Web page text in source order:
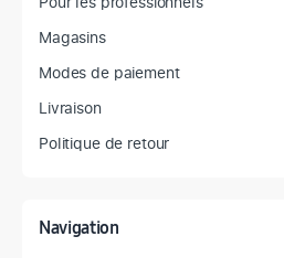
Magasins
Modes de paiement
Livraison
Politique de retour
Navigation